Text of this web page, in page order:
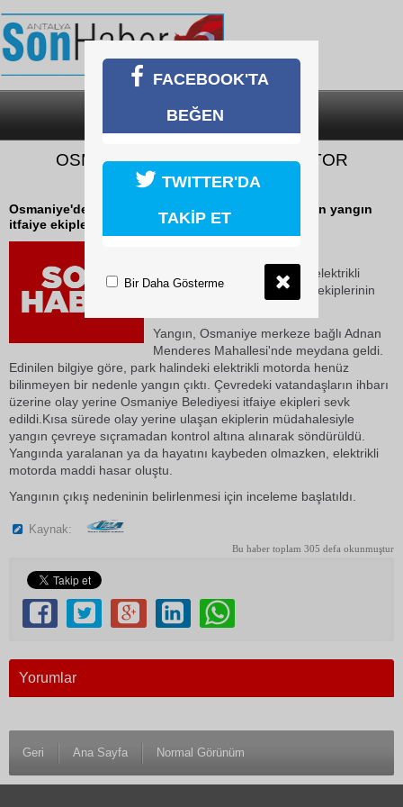
SON DAKİKA
OSMANİYE’DE ELEKTRİKLİ MOTOR
ALEVLERE TESLİM OLDU
Osmaniye'de park halindeki elektrikli motorda çıkan yangın
itfaiye ekiplerinin müdahalesiyle söndürüldü.
Osmaniye'de park halindeki elektrikli
motorda çıkan yangın itfaiye ekiplerinin
Yangın, Osmaniye merkeze bağlı Adnan
Menderes Mahallesi'nde meydana geldi.
Edinilen bilgiye göre, park halindeki elektrikli motorda henüz
bilinmeyen bir nedenle yangın çıktı. Çevredeki vatandaşların ihbarı
üzerine olay yerine Osmaniye Belediyesi itfaiye ekipleri sevk
edildi.Kısa sürede olay yerine ulaşan ekiplerin müdahalesiyle
yangın çevreye sıçramadan kontrol altına alınarak söndürüldü.
Yangında yaralanan ya da hayatını kaybeden olmazken, elektrikli
motorda maddi hasar oluştu.
Yangının çıkış nedeninin belirlenmesi için inceleme başlatıldı.
Kaynak:
Bu haber toplam 305 defa okunmuştur
Yorumlar
Geri Ana Sayfa Normal Görünüm
FACEBOOK'TA
BEĞEN
TWITTER'DA
TAKİP ET
Bir Daha Gösterme